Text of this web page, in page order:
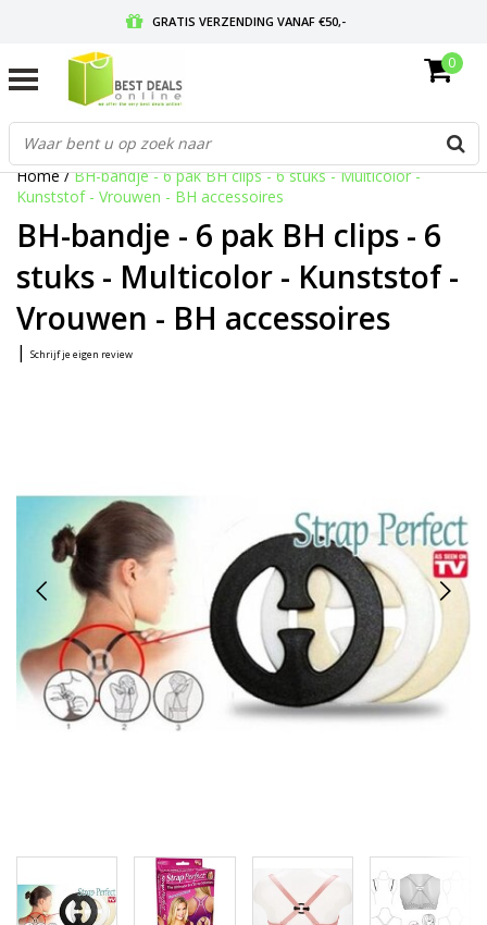
GRATIS VERZENDING VANAF €50,-
GRATIS RETOURNEREN EN 30 DAGEN BEDENKTIJD
0
Home/BH-bandje - 6 pak BH clips - 6 stuks - Multicolor -
Kunststof - Vrouwen - BH accessoires
BH-bandje - 6 pak BH clips - 6
stuks - Multicolor - Kunststof -
Vrouwen - BH accessoires
| Schrijf je eigen review